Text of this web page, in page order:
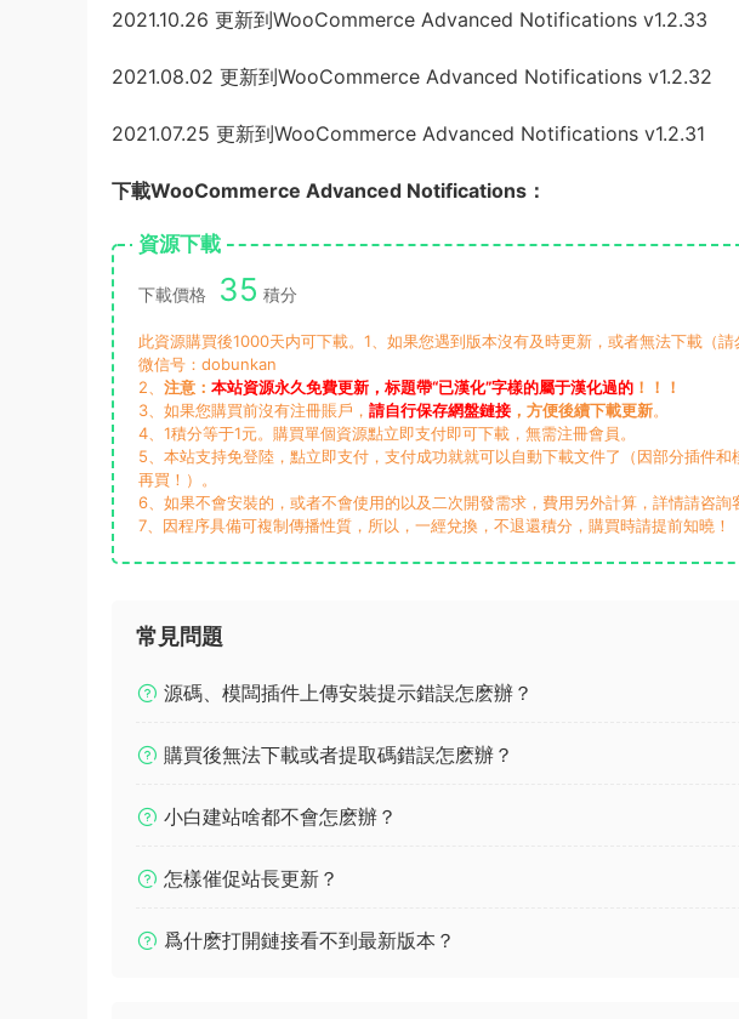
2021.10.26 更新到WooCommerce Advanced Notifications v1.2.33
2021.08.02 更新到WooCommerce Advanced Notifications v1.2.32
2021.07.25 更新到WooCommerce Advanced Notifications v1.2.31
下載WooCommerce Advanced Notifications：
資源下載
下載價格 35 積分
此資源購買後1000天内可下載。1、如果您遇到版本沒有及時更新，或者無法下載（
微信号：dobunkan
2、 注意： 本站資源永久免費更新，标題帶“已漢化”字樣的屬于漢化過的 ！！！
3、如果您購買前沒有注冊賬戶， 請自行保存網盤鏈接 ，方便後續下載更新。
4、1積分等于1元。購買單個資源點立即支付即可下載，無需注冊會員。
5、本站支持免登陸，點立即支付，支付成功就就可以自動下載文件了（因部分插件
再買！）。
6、如果不會安裝的，或者不會使用的以及二次開發需求，費用另外計算，詳情請咨詢
7、因程序具備可複制傳播性質，所以，一經兌換，不退還積分，購買時請提前知曉！
常見問題
源碼、模闆插件上傳安裝提示錯誤怎麽辦？
購買後無法下載或者提取碼錯誤怎麽辦？
小白建站啥都不會怎麽辦？
怎樣催促站長更新？
爲什麽打開鏈接看不到最新版本？